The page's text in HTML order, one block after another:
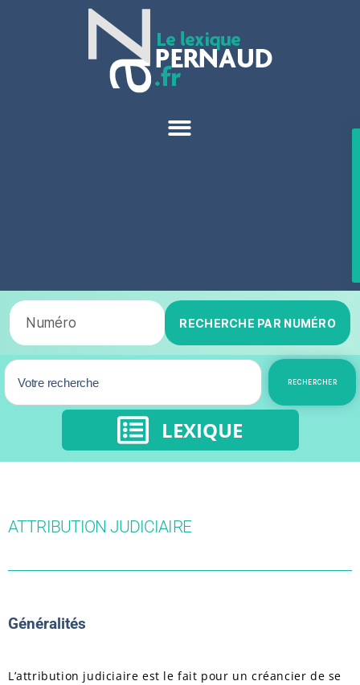
RECHERCHE PAR NUMÉRO
RECHERCHER
LEXIQUE
ATTRIBUTION JUDICIAIRE
Généralités
L’attribution judiciaire est le fait pour un créancier de se